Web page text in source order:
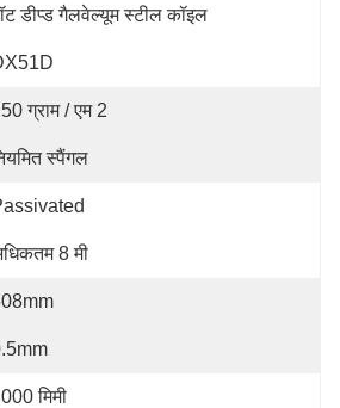
डीप्ड गैलवेल्यूम स्टील कॉइल
ग्राम / एम 2
स्पैंगल
8 मी
मिमी